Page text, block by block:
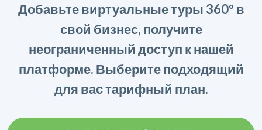
Добавьте виртуальные туры 360º в
свой бизнес, получите
неограниченный доступ к нашей
платформе. Выберите подходящий
для вас тарифный план.